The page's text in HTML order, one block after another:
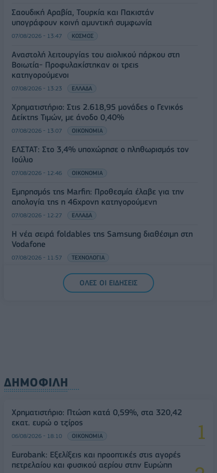
Σαουδική Αραβία, Τουρκία και Πακιστάν
υπογράφουν κοινή αμυντική συμφωνία
07/08/2026 - 13:47 ΚΟΣΜΟΣ
Αναστολή λειτουργίας του αιολικού πάρκου στη
Βοιωτία- Προφυλακίστηκαν οι τρεις
κατηγορούμενοι
07/08/2026 - 13:23 ΕΛΛΑΔΑ
Χρηματιστήριο: Στις 2.618,95 μονάδες ο Γενικός
Δείκτης Τιμών, με άνοδο 0,40%
07/08/2026 - 13:07 ΟΙΚΟΝΟΜΙΑ
ΕΛΣΤΑΤ: Στο 3,4% υποχώρησε ο πληθωρισμός τον
Ιούλιο
07/08/2026 - 12:46 ΟΙΚΟΝΟΜΙΑ
Εμπρησμός της Marfin: Προθεσμία έλαβε για την
απολογία της η 46χρονη κατηγορούμενη
07/08/2026 - 12:27 ΕΛΛΑΔΑ
Η νέα σειρά foldables της Samsung διαθέσιμη στη
Vodafone
07/08/2026 - 11:57 ΤΕΧΝΟΛΟΓΙΑ
ΟΛΕΣ ΟΙ ΕΙΔΗΣΕΙΣ
ΔΗΜΟΦΙΛΗ
Χρηματιστήριο: Πτώση κατά 0,59%, στα 320,42
εκατ. ευρώ ο τζίρος
06/08/2026 - 18:10 ΟΙΚΟΝΟΜΙΑ
Eurobank: Εξελίξεις και προοπτικές στις αγορές
πετρελαίου και φυσικού αερίου στην Ευρώπη